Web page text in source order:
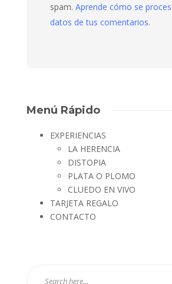
spam. Aprende cómo se
datos de tus comentarios.
Menú Rápido
EXPERIENCIAS
LA HERENCIA
DISTOPIA
PLATA O PLOMO
CLUEDO EN VIVO
TARJETA REGALO
CONTACTO